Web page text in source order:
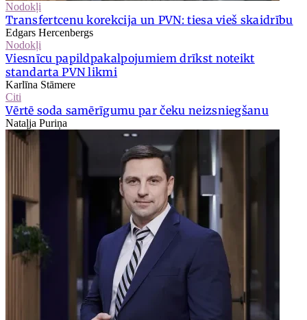
Nodokļi
Transfertcenu korekcija un PVN: tiesa vieš skaidrību
Edgars Hercenbergs
Nodokļi
Viesnīcu papildpakalpojumiem drīkst noteikt
standarta PVN likmi
Karlīna Stāmere
Citi
Vērtē soda samērīgumu par čeku neizsniegšanu
Nataļja Puriņa